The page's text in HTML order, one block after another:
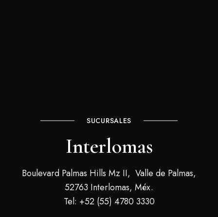
SUCURSALES
Interlomas
Boulevard Palmas Hills Mz II, Valle de Palmas,
52763 Interlomas, Méx.
Tel: +52 (55) 4780 3330